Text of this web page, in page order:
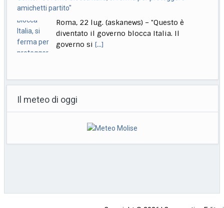
amichetti partito"
Roma, 22 lug. (askanews) – "Questo è
diventato il governo blocca Italia. Il
governo si[...]
certi toni..
Bologna, 22 lug. (askanews) – "Non voglio
dire che qualcuno abbia istigato alla
protagonista in[...]
Il meteo di oggi